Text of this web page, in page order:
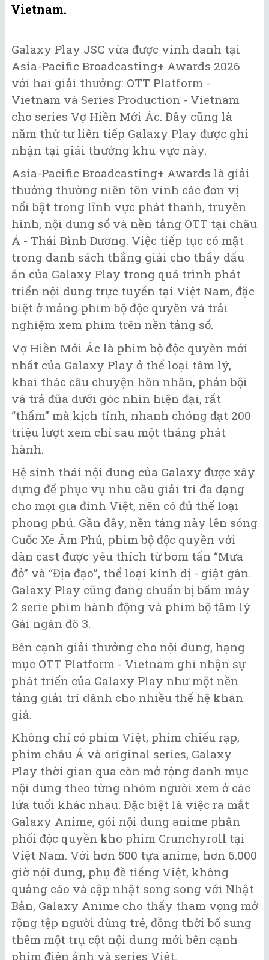
Vietnam.
Galaxy Play JSC vừa được vinh danh tại
Asia-Pacific Broadcasting+ Awards 2026
với hai giải thưởng: OTT Platform -
Vietnam và Series Production - Vietnam
cho series Vợ Hiền Mới Ác. Đây cũng là
năm thứ tư liên tiếp Galaxy Play được ghi
nhận tại giải thưởng khu vực này.
Asia-Pacific Broadcasting+ Awards là giải
thưởng thường niên tôn vinh các đơn vị
nổi bật trong lĩnh vực phát thanh, truyền
hình, nội dung số và nền tảng OTT tại châu
Á - Thái Bình Dương. Việc tiếp tục có mặt
trong danh sách thắng giải cho thấy dấu
ấn của Galaxy Play trong quá trình phát
triển nội dung trực tuyến tại Việt Nam, đặc
biệt ở mảng phim bộ độc quyền và trải
nghiệm xem phim trên nền tảng số.
Vợ Hiền Mới Ác là phim bộ độc quyền mới
nhất của Galaxy Play ở thể loại tâm lý,
khai thác câu chuyện hôn nhân, phản bội
và trả đũa dưới góc nhìn hiện đại, rất
“thấm” mà kịch tính, nhanh chóng đạt 200
triệu lượt xem chỉ sau một tháng phát
hành.
Hệ sinh thái nội dung của Galaxy được xây
dựng để phục vụ nhu cầu giải trí đa dạng
cho mọi gia đình Việt, nên có đủ thể loại
phong phú. Gần đây, nền tảng này lên sóng
Cuốc Xe Âm Phủ, phim bộ độc quyền với
dàn cast được yêu thích từ bom tấn “Mưa
đỏ” và “Địa đạo”, thể loại kinh dị - giật gân.
Galaxy Play cũng đang chuẩn bị bấm máy
2 serie phim hành động và phim bộ tâm lý
Gái ngàn đô 3.
Bên cạnh giải thưởng cho nội dung, hạng
mục OTT Platform - Vietnam ghi nhận sự
phát triển của Galaxy Play như một nền
tảng giải trí dành cho nhiều thế hệ khán
giả.
Không chỉ có phim Việt, phim chiếu rạp,
phim châu Á và original series, Galaxy
Play thời gian qua còn mở rộng danh mục
nội dung theo từng nhóm người xem ở các
lứa tuổi khác nhau. Đặc biệt là việc ra mắt
Galaxy Anime, gói nội dung anime phân
phối độc quyền kho phim Crunchyroll tại
Việt Nam. Với hơn 500 tựa anime, hơn 6.000
giờ nội dung, phụ đề tiếng Việt, không
quảng cáo và cập nhật song song với Nhật
Bản, Galaxy Anime cho thấy tham vọng mở
rộng tệp người dùng trẻ, đồng thời bổ sung
thêm một trụ cột nội dung mới bên cạnh
phim điện ảnh và series Việt.